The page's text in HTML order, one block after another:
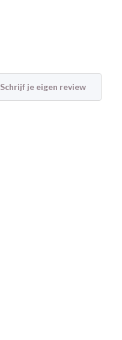
Schrijf je eigen review